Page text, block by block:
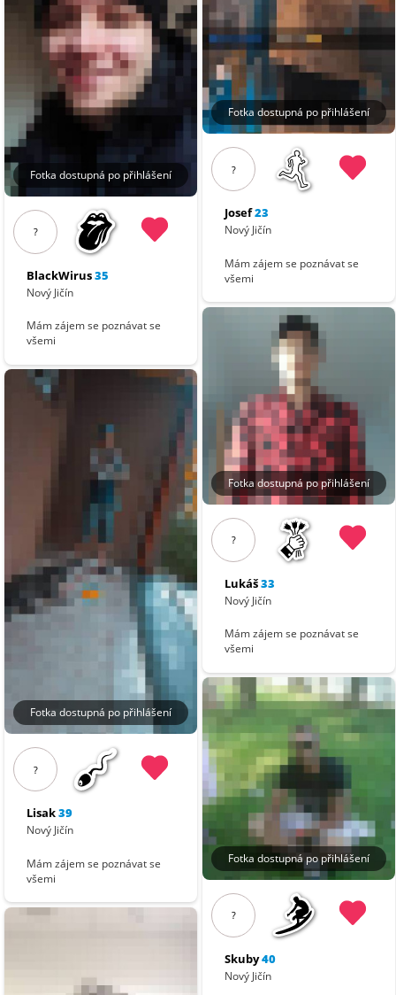
Fotka dostupná po přihlášení
?
BlackWirus35
Nový Jičín
Mám zájem se poznávat se
všemi
Fotka dostupná po přihlášení
?
Lisak39
Nový Jičín
Mám zájem se poznávat se
všemi
Fotka dostupná po přihlášení
?
Josef23
Nový Jičín
Mám zájem se poznávat se
všemi
Fotka dostupná po přihlášení
?
Lukáš33
Nový Jičín
Mám zájem se poznávat se
všemi
Fotka dostupná po přihlášení
?
Skuby40
Nový Jičín